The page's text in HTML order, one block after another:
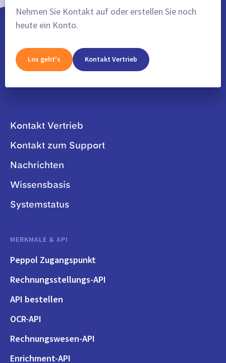
Nehmen Sie Kontakt auf oder erstellen Sie noch
heute ein Konto.
Los geht's Kontakt Vertrieb
Kontakt Vertrieb
Kontakt zum Support
Nachrichten
Wissensbasis
Systemstatus
MERKMALE & API
Peppol Zugangspunkt
Rechnungsstellungs-API
API bestellen
OCR-API
Rechnungswesen-API
Enrichment-API